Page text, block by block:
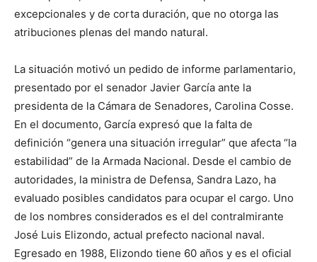
excepcionales y de corta duración, que no otorga las
atribuciones plenas del mando natural.
La situación motivó un pedido de informe parlamentario,
presentado por el senador Javier García ante la
presidenta de la Cámara de Senadores, Carolina Cosse.
En el documento, García expresó que la falta de
definición “genera una situación irregular” que afecta “la
estabilidad” de la Armada Nacional. Desde el cambio de
autoridades, la ministra de Defensa, Sandra Lazo, ha
evaluado posibles candidatos para ocupar el cargo. Uno
de los nombres considerados es el del contralmirante
José Luis Elizondo, actual prefecto nacional naval.
Egresado en 1988, Elizondo tiene 60 años y es el oficial